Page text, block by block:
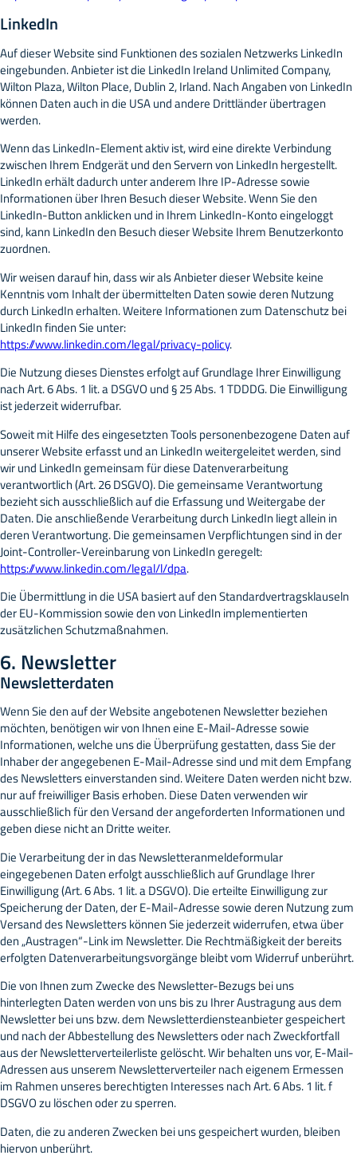
LinkedIn
Auf dieser Website sind Funktionen des sozialen Netzwerks LinkedIn
eingebunden. Anbieter ist die LinkedIn Ireland Unlimited Company,
Wilton Plaza, Wilton Place, Dublin 2, Irland. Nach Angaben von LinkedIn
können Daten auch in die USA und andere Drittländer übertragen
werden.
Wenn das LinkedIn-Element aktiv ist, wird eine direkte Verbindung
zwischen Ihrem Endgerät und den Servern von LinkedIn hergestellt.
LinkedIn erhält dadurch unter anderem Ihre IP-Adresse sowie
Informationen über Ihren Besuch dieser Website. Wenn Sie den
LinkedIn-Button anklicken und in Ihrem LinkedIn-Konto eingeloggt
sind, kann LinkedIn den Besuch dieser Website Ihrem Benutzerkonto
zuordnen.
Wir weisen darauf hin, dass wir als Anbieter dieser Website keine
Kenntnis vom Inhalt der übermittelten Daten sowie deren Nutzung
durch LinkedIn erhalten. Weitere Informationen zum Datenschutz bei
LinkedIn finden Sie unter:
https://www.linkedin.com/legal/privacy-policy.
Die Nutzung dieses Dienstes erfolgt auf Grundlage Ihrer Einwilligung
nach Art. 6 Abs. 1 lit. a DSGVO und § 25 Abs. 1 TDDDG. Die Einwilligung
ist jederzeit widerrufbar.
Soweit mit Hilfe des eingesetzten Tools personenbezogene Daten auf
unserer Website erfasst und an LinkedIn weitergeleitet werden, sind
wir und LinkedIn gemeinsam für diese Datenverarbeitung
verantwortlich (Art. 26 DSGVO). Die gemeinsame Verantwortung
bezieht sich ausschließlich auf die Erfassung und Weitergabe der
Daten. Die anschließende Verarbeitung durch LinkedIn liegt allein in
deren Verantwortung. Die gemeinsamen Verpflichtungen sind in der
Joint-Controller-Vereinbarung von LinkedIn geregelt:
https://www.linkedin.com/legal/l/dpa.
Die Übermittlung in die USA basiert auf den Standardvertragsklauseln
der EU-Kommission sowie den von LinkedIn implementierten
zusätzlichen Schutzmaßnahmen.
6. Newsletter
Newsletter­daten
Wenn Sie den auf der Website angebotenen Newsletter beziehen
möchten, benötigen wir von Ihnen eine E-Mail-Adresse sowie
Informationen, welche uns die Überprüfung gestatten, dass Sie der
Inhaber der angegebenen E-Mail-Adresse sind und mit dem Empfang
des Newsletters einverstanden sind. Weitere Daten werden nicht bzw.
nur auf freiwilliger Basis erhoben. Diese Daten verwenden wir
ausschließlich für den Versand der angeforderten Informationen und
geben diese nicht an Dritte weiter.
Die Verarbeitung der in das Newsletteranmeldeformular
eingegebenen Daten erfolgt ausschließlich auf Grundlage Ihrer
Einwilligung (Art. 6 Abs. 1 lit. a DSGVO). Die erteilte Einwilligung zur
Speicherung der Daten, der E-Mail-Adresse sowie deren Nutzung zum
Versand des Newsletters können Sie jederzeit widerrufen, etwa über
den „Austragen“-Link im Newsletter. Die Rechtmäßigkeit der bereits
erfolgten Datenverarbeitungsvorgänge bleibt vom Widerruf unberührt.
Die von Ihnen zum Zwecke des Newsletter-Bezugs bei uns
hinterlegten Daten werden von uns bis zu Ihrer Austragung aus dem
Newsletter bei uns bzw. dem Newsletterdiensteanbieter gespeichert
und nach der Abbestellung des Newsletters oder nach Zweckfortfall
aus der Newsletterverteilerliste gelöscht. Wir behalten uns vor, E-Mail-
Adressen aus unserem Newsletterverteiler nach eigenem Ermessen
im Rahmen unseres berechtigten Interesses nach Art. 6 Abs. 1 lit. f
DSGVO zu löschen oder zu sperren.
Daten, die zu anderen Zwecken bei uns gespeichert wurden, bleiben
hiervon unberührt.